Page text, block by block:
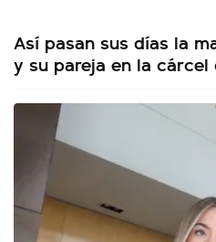
Así pasan sus días la
y su pareja en la cárcel